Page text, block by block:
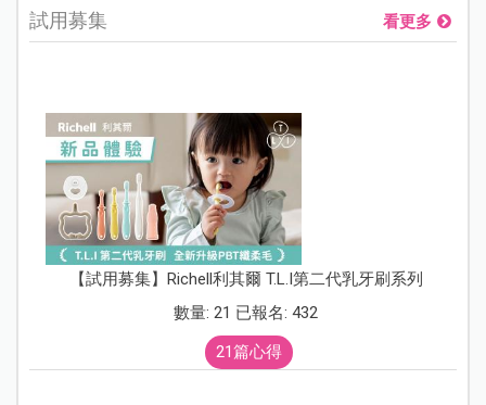
試用募集 看更多
【試用募集】Richell利其爾 T.L.I第二代乳牙刷系列
數量: 21 已報名: 432
21篇心得